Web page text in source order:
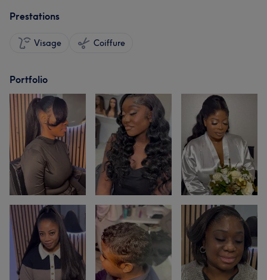
Prestations
Visage Coiffure
Portfolio